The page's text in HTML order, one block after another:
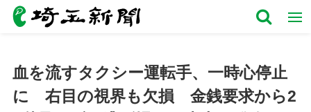
血を流すタクシー運転手、一時心停止
に 右目の視界も欠損 金銭要求から2